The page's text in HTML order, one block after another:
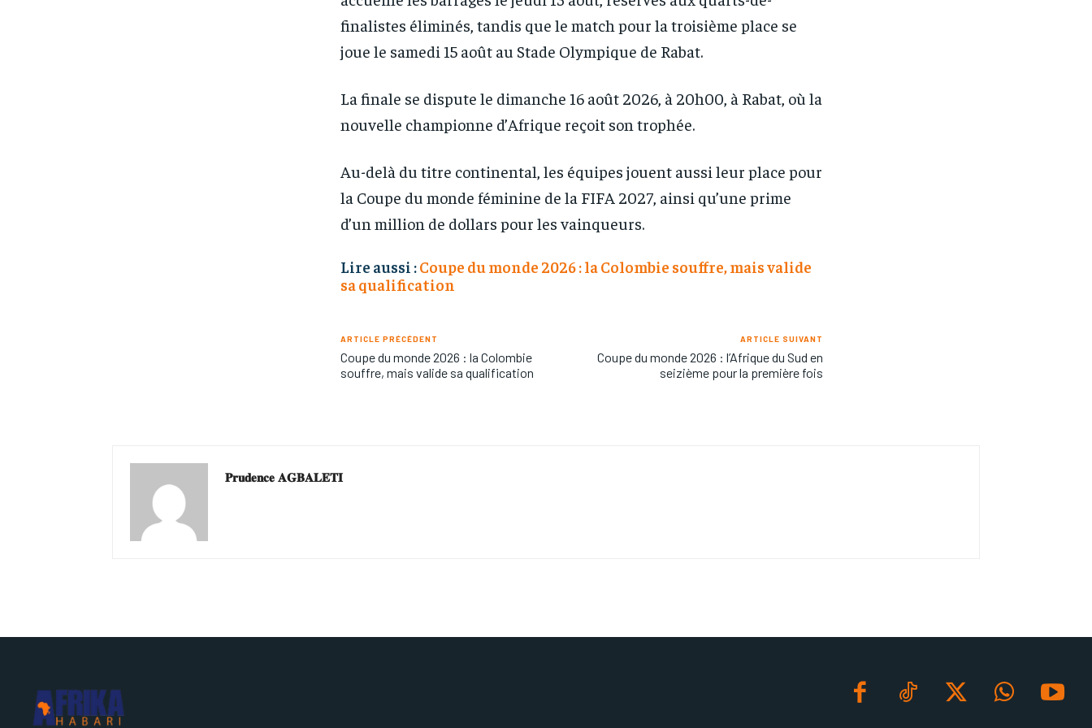
finalistes éliminés, tandis que le match pour la troisième place se
joue le samedi 15 août au Stade Olympique de Rabat.
La finale se dispute le dimanche 16 août 2026, à 20h00, à Rabat, où la
nouvelle championne d’Afrique reçoit son trophée.
Au-delà du titre continental, les équipes jouent aussi leur place pour
la Coupe du monde féminine de la FIFA 2027, ainsi qu’une prime
d’un million de dollars pour les vainqueurs.
Lire aussi :Coupe du monde 2026 : la Colombie souffre, mais valide
sa qualification
ARTICLE PRÉCÉDENT
Coupe du monde 2026 : la Colombie
souffre, mais valide sa qualification
ARTICLE SUIVANT
Coupe du monde 2026 : l’Afrique du Sud en
seizième pour la première fois
𝐏𝐫𝐮𝐝𝐞𝐧𝐜𝐞 𝐀𝐆𝐁𝐀𝐋𝐄𝐓𝐈